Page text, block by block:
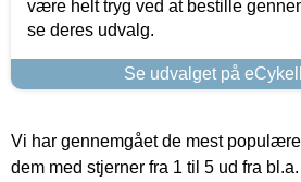
være helt tryg ved at bestille
se deres udvalg.
Se udvalget på
Vi har gennemgået de mest
dem med stjerner fra 1 til 5 ud fra